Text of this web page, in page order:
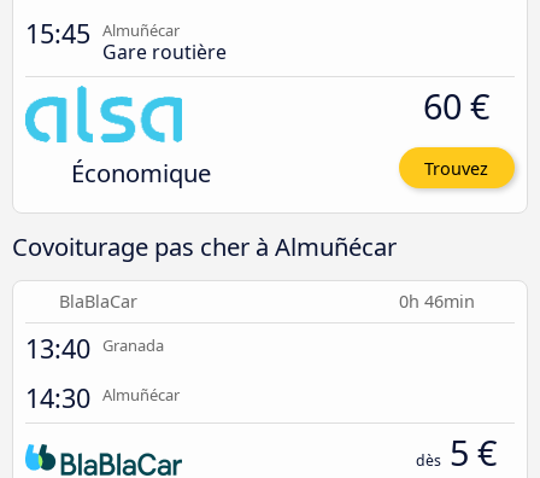
15:45 Almuñécar
Gare routière
Économique
60 €
Trouvez
Covoiturage pas cher à Almuñécar
BlaBlaCar 0h 46min
13:40 Granada
14:30 Almuñécar
dès 5 €